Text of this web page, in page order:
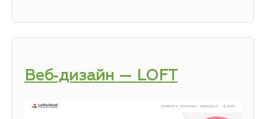
Веб‑дизайн — LOFT